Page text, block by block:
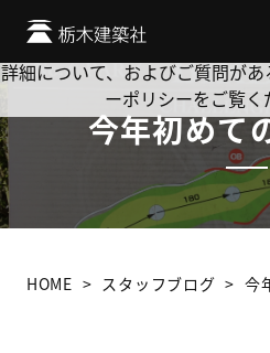
今年初めて
HOME スタッフブログ 今
Cookie を使用して、お客様の活
か? 当社ではお客様のプライバ
詳細について、およびご質問が
ーポリシーをご覧く